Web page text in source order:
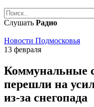
Слушать Радио
Новости Подмосковья
13 февраля
Коммунальные
перешли на
из-за снегопада